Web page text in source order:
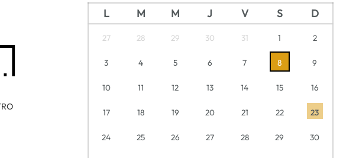
L M M J V S D
27 28 29 30 31 1 2
3 4 5 6 7 8 9
10 11 12 13 14 15 16
17 18 19 20 21 22 23
24 25 26 27 28 29 30